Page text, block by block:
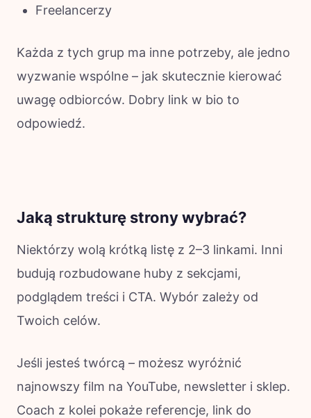
Freelancerzy
Każda z tych grup ma inne potrzeby, ale jedno
wyzwanie wspólne – jak skutecznie kierować
uwagę odbiorców. Dobry link w bio to
odpowiedź.
Jaką strukturę strony wybrać?
Niektórzy wolą krótką listę z 2–3 linkami. Inni
budują rozbudowane huby z sekcjami,
podglądem treści i CTA. Wybór zależy od
Twoich celów.
Jeśli jesteś twórcą – możesz wyróżnić
najnowszy film na YouTube, newsletter i sklep.
Coach z kolei pokaże referencje, link do